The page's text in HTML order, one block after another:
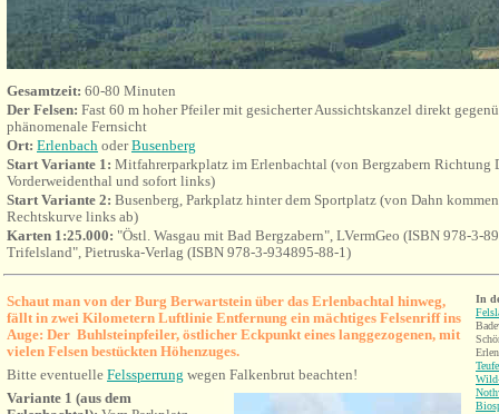
Gesamtzeit: 60-80 Minuten
Der Felsen: Fast 60 m hoher Pfeiler mit gesicherter Aussichtskanzel direkt
phänomenale Fernsicht
Ort: Erlenbach oderBusenberg
Start Variante 1: Mitfahrerparkplatz im Erlenbachtal (von Bergzabern Richtung
Vorderweidenthal und sofort links)
Start Variante 2: Busenberg, Parkplatz hinter dem Sportplatz (von Dahn
Rechtskurve links ab)
Karten 1:25.000: "Östl. Wasgau mit Bad Bergzabern", LVermGeo (ISBN 978-3-
Trifelsland", Pietruska-Verlag (ISBN 978-3-934895-88-1)
Schaut man von der Burg Berwartstein über das Erlenbachtal hinweg,
fällt in zwei Kilometern Luftlinie Entfernung ein mächtiges Felsenriff ins
Auge: Der Buhlsteinpfeiler, östlicher Eckpunkt eines langgezogenen, mit
vielen Felsen bestückten Höhenzuges.
Bitte eventuelle Felssperrung wegen Falkenbrut beachten!
Variante 1 (aus dem
In